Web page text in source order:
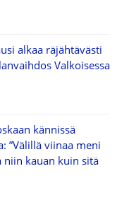
alkaa räjähtävästi
Valkoisessa
kännissä
”Välillä viinaa meni
niin kauan kuin sitä